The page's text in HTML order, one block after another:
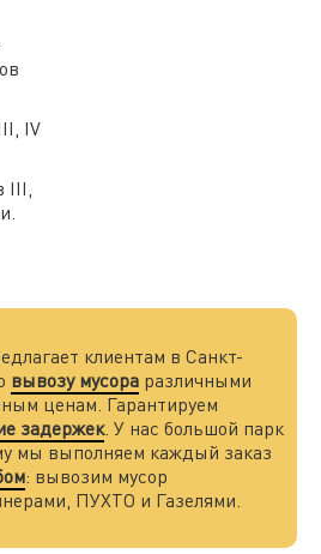
IV
III,
клиентам в Санкт-
вывозу мусора различными
ценам. Гарантируем
задержек. У нас большой парк
мы выполняем каждый заказ
: вывозим мусор
ПУХТО и Газелями.